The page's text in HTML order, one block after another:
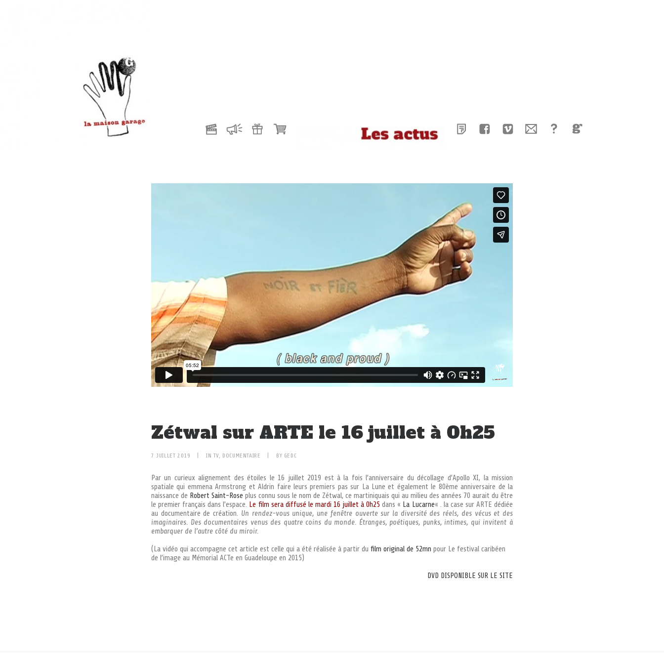
Zétwal sur ARTE le 16 juillet à 0h25
7 JUILLET 2019 IN TV, DOCUMENTAIRE BY GEDC
Par un curieux alignement des étoiles le 16 juillet 2019 est à la fois l’anniversaire du décollage d’Apollo XI, la mission
spatiale qui emmena Armstrong et Aldrin faire leurs premiers pas sur La Lune et également le 80ème anniversaire de la
naissance de Robert Saint-Rose plus connu sous le nom de Zétwal, ce martiniquais qui au milieu des années 70 aurait du être
le premier français dans l’espace. Le film sera diffusé le mardi 16 juillet à 0h25 dans « La Lucarne« . la case sur ARTE dédiée
au documentaire de création. Un rendez-vous unique, une fenêtre ouverte sur la diversité des réels, des vécus et des
imaginaires. Des documentaires venus des quatre coins du monde. Étranges, poétiques, punks, intimes, qui invitent à
embarquer de l’autre côté du miroir.
(La vidéo qui accompagne cet article est celle qui a été réalisée à partir du film original de 52mn pour Le festival caribéen
de l’image au Mémorial ACTe en Guadeloupe en 2015)
DVD DISPONIBLE SUR LE SITE